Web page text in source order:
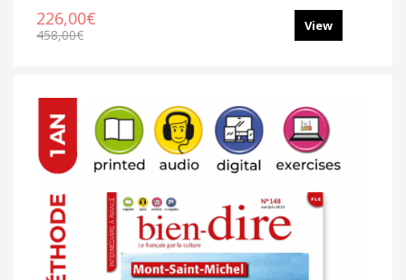
226,00€
458,00€
View